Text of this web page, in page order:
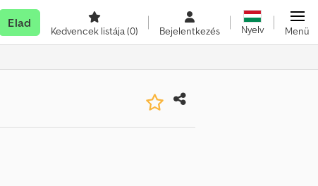
Elad
Kedvencek listája(0) Bejelentkezés Nyelv Menü